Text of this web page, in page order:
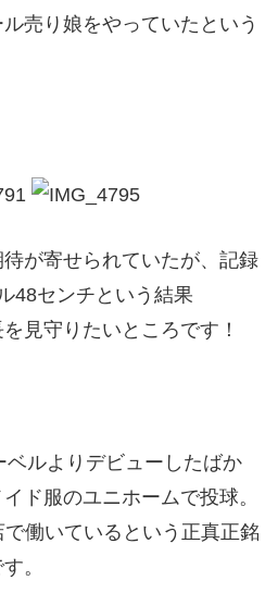
売り娘をやっていたという
が寄せられていたが、記録
48センチという結果
見守りたいところです！
ルよりデビューしたばか
ド服のユニホームで投球。
働いているという正真正銘
。